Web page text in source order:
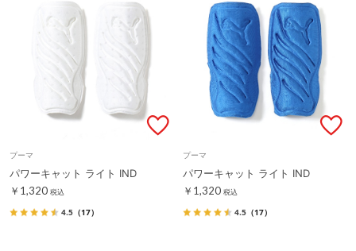
プーマ
パワーキャット ライト IND
￥1,320 税込
4.5 （17）
プーマ
パワーキャット ライト IND
￥1,320 税込
4.5 （17）